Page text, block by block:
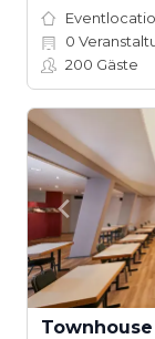
0
200 Gäste